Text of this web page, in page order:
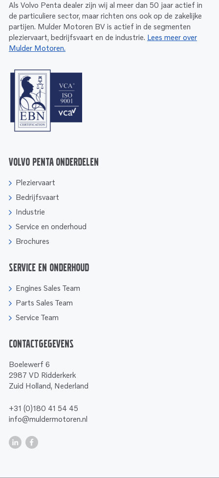
Als Volvo Penta dealer zijn wij al meer dan 50 jaar actief in
de particuliere sector, maar richten ons ook op de zakelijke
partijen. Mulder Motoren BV is actief in de segmenten
pleziervaart, bedrijfsvaart en de industrie. Lees meer over
Mulder Motoren.
Volvo Penta onderdelen
Pleziervaart
Bedrijfsvaart
Industrie
Service en onderhoud
Brochures
Service en onderhoud
Engines Sales Team
Parts Sales Team
Service Team
Contactgegevens
Boelewerf 6
2987 VD Ridderkerk
Zuid Holland, Nederland
+31 (0)180 41 54 45
info@muldermotoren.nl